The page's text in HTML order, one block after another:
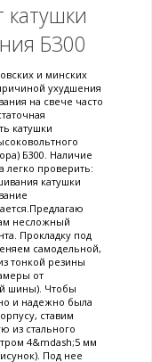
катушки
Б300
и минских
ухудшения
на свече часто
катушки
Б300. Наличие
легко проверить:
катушки
несложный
Прокладку под
самодельной,
тонкой резины
от
шины). Чтобы
и надежно была
ставим
из стального
4&mdash;5 мм
Под нее